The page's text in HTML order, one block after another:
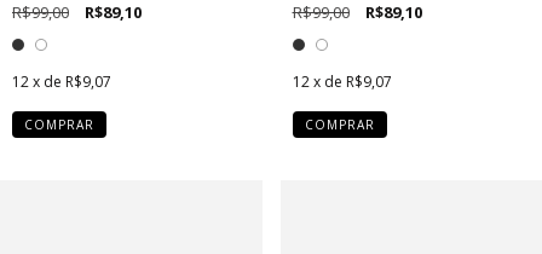
R$99,00 R$89,10
12x de R$9,07
COMPRAR
R$99,00 R$89,10
12 x de R$9,07
COMPRAR